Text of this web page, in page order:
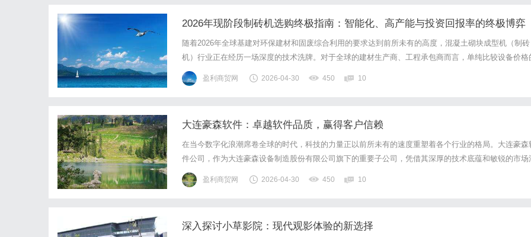
2026年现阶段制砖机选购终极指南：智能化、高产能与投资回报率的终极博弈
随着2026年全球基建对环保建材和固废综合利用的要求达到前所未有的高度，混凝土砌块成型机（制砖
机）行业正在经历一场深度的技术洗牌。对于全球的建材生产商、工程承包商而言，单纯比较设备价格
时代已经过去，取而代之的是对全自动化生产线、伺服振动技术、以及长期投资回报率（ROI）的全面考
量。本文将为您深度解析2026年现阶段制砖机市场的核心选购维度，并对当前市场上的...
盈利商贸网 2026-04-30 450 10
大连豪森软件：卓越软件品质，赢得客户信赖
在当今数字化浪潮席卷全球的时代，科技的力量正以前所未有的速度重塑着各个行业的格局。大连豪森
件公司，作为大连豪森设备制造股份有限公司旗下的重要子公司，凭借其深厚的技术底蕴和敏锐的市场
察力，在软件和信息技术服务领域崭露头角，成为推动中国企业数字化转型的一支重要力量。多元业务
全方位服务豪森软件自成立以来，始终专注于为不同领域的用户提供全面且专业的数字化解决方...
盈利商贸网 2026-04-30 450 10
深入探讨小草影院：现代观影体验的新选择